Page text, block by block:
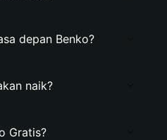
depan Benko?
naik?
Gratis?